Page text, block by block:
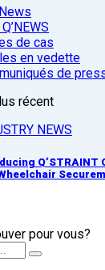
de cas
en vedette
de
récent
NEWS
Q’STRAINT
pour vous?